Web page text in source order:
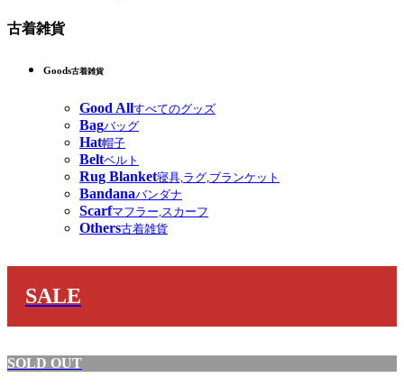
古着雑貨
Goods古着雑貨
Good Allすべてのグッズ
Bagバッグ
Hat帽子
Beltベルト
Rug Blanket寝具,ラグ,ブランケット
Bandanaバンダナ
Scarfマフラー,スカーフ
Others古着雑貨
SALE
SOLD OUT